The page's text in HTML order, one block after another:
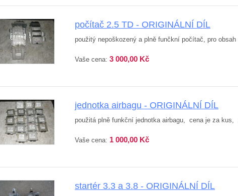
počítač 2.5 TD - ORIGINÁLNÍ DÍL
použitý nepoškozený a plně funčkní počítač, pro
Vaše cena: 3 000,00 Kč
jednotka airbagu - ORIGINÁLNÍ DÍL
použitá plně funkční jednotka airbagu, cena je za kus,
Vaše cena: 1 000,00 Kč
startér 3.3 a 3.8 - ORIGINÁLNÍ DÍL